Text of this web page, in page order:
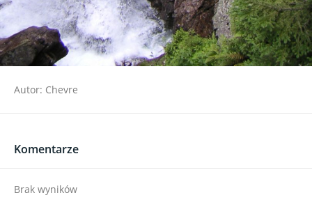
Autor: Chevre
Komentarze
Brak wyników